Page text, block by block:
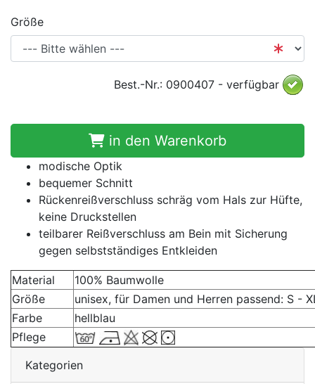
Größe
Best.-Nr.: 0900407 - verfügbar
in den Warenkorb
modische Optik
bequemer Schnitt
Rückenreißverschluss schräg vom Hals zur Hüfte,
keine Druckstellen
teilbarer Reißverschluss am Bein mit Sicherung
gegen selbstständiges Entkleiden
Material
100% Baumwolle
Größe
unisex, für Damen und Herren passend: S -
Farbe
hellblau
Pflege
Kategorien